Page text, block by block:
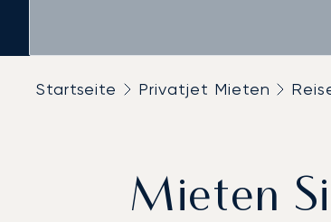
Startseite Privatjet Mieten
Mieten